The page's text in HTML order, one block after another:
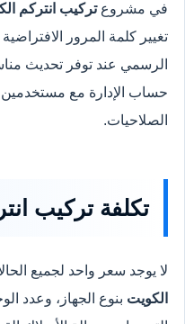
في مشروعتركيب انتركم
تغيير كلمة المرور
الرسمي عند توفر تحديث
حساب الإدارة مع مستخدمين
الصلاحيات.
تكلفة تركيب
لا يوجد سعر واحد لجميع
الكويت بنوع الجهاز، وعدد